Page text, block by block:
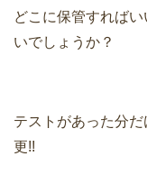
どこに保管すれば
いでしょうか？
テストがあった分
更!!